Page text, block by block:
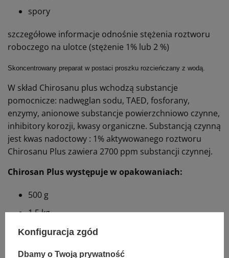
spory
szczegółowe informacje odnośnie stężenia roztworu
roboczego na ulotce (stężenie 1% lub 2 %)
Skoncentrowany preparat w postaci proszku rozcieńczany z wodą.
W skład Chirosanu plus wchodzą substancje
pomocnicze: nadwęglan sodu, TAED, fosforany,
enzymy, anionowe substancje powierzchniowo czynne,
inhibitory korozji, kwasy organiczne. Substancją czynną
jest kwas nadoctowy : 1% aktywowanego roztworu
Chirosanu Plus zawiera 2700 ppm substancji czynnej.
Chirosan Plus występuje w opakowaniach:
500 g
1,5 kg
6 kg
Konfiguracja zgód
Dbamy o Twoją prywatność